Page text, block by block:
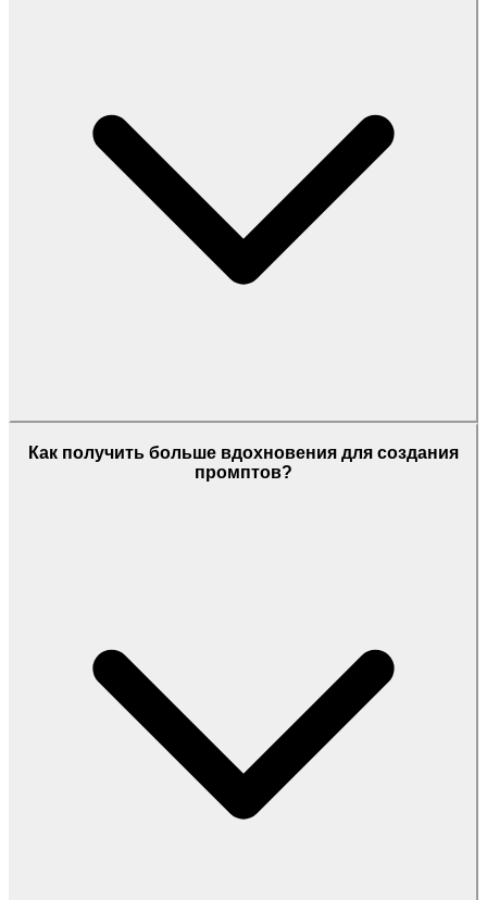
Как получить больше вдохновения для создания
промптов?